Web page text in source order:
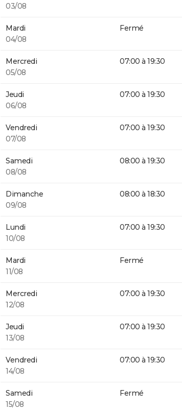
03/08
Mardi
04/08
Fermé
Mercredi
05/08
07:00 à 19:30
Jeudi
06/08
07:00 à 19:30
Vendredi
07/08
07:00 à 19:30
Samedi
08/08
08:00 à 19:30
Dimanche
09/08
08:00 à 18:30
Lundi
10/08
07:00 à 19:30
Mardi
11/08
Fermé
Mercredi
12/08
07:00 à 19:30
Jeudi
13/08
07:00 à 19:30
Vendredi
14/08
07:00 à 19:30
Samedi
15/08
Fermé